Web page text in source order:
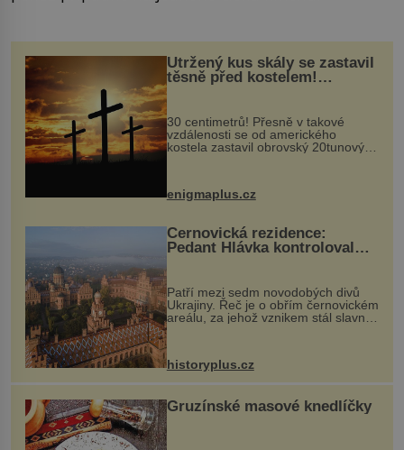
Utržený kus skály se zastavil
těsně před kostelem!
Ochránila ho boží síla?
30 centimetrů! Přesně v takové
vzdálenosti se od amerického
kostela zastavil obrovský 20tunový
...
enigmaplus.cz
Černovická rezidence:
Pedant Hlávka kontroloval
Patří mezi sedm novodobých divů
Ukrajiny. Řeč je o obřím černovickém
areálu, za jehož vznikem stál slavný
český architekt Josef Hlávka. Ten si
na něm dal mimořádně záležet. Jeho
historyplus.cz
Gruzínské masové knedlíčky